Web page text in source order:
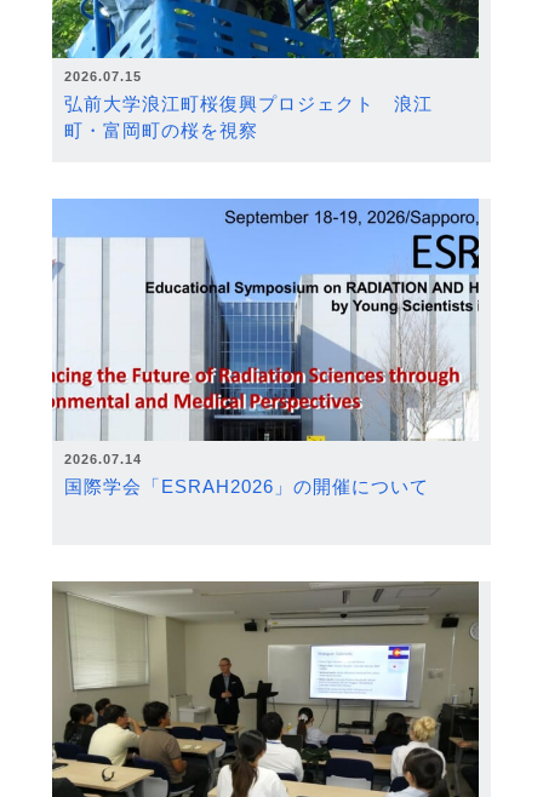
2026.07.15
弘前大学浪江町桜復興プロジェクト 浪江
町・富岡町の桜を視察
2026.07.14
国際学会「ESRAH2026」の開催について